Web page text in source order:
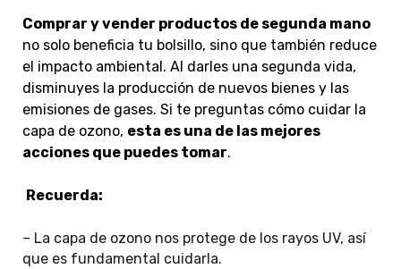
Comprar y vender productos de segunda mano
no solo beneficia tu bolsillo, sino que también reduce
el impacto ambiental. Al darles una segunda vida,
disminuyes la producción de nuevos bienes y las
emisiones de gases. Si te preguntas cómo cuidar la
capa de ozono, esta es una de las mejores
acciones que puedes tomar.
Recuerda:
– La capa de ozono nos protege de los rayos UV, así
que es fundamental cuidarla.